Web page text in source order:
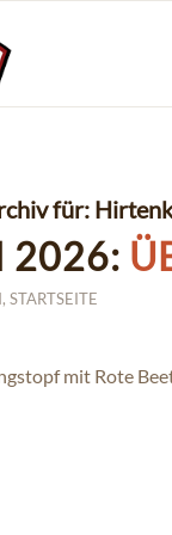
für:
2026:
, STARTSEITE
mit Rote